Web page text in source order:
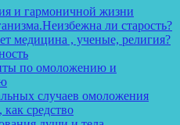
и гармоничной жизни
ли старость?
медицина , ученые, религия?
по омоложению и
случаев омоложения
средство